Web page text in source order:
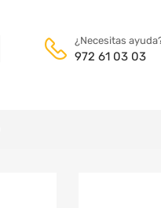
¿Necesitas
972 61 03 03